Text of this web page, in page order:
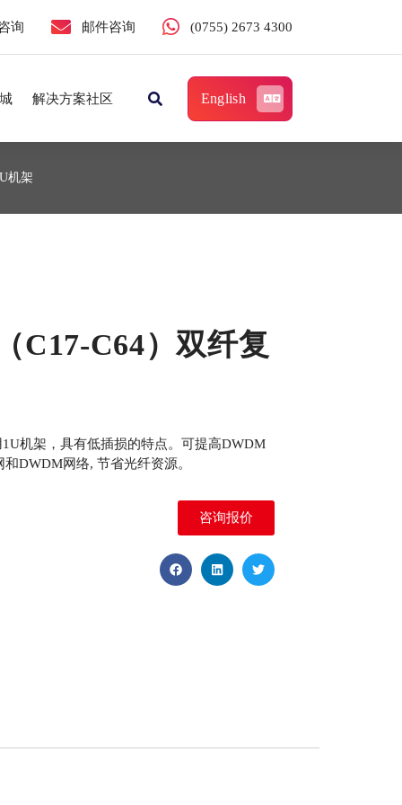
询 邮件咨询 (0755) 2673 4300
解决方案社区 English
机架
C17-C64）双纤复
机架，具有低插损的特点。可提高DWDM
DWDM网络, 节省光纤资源。
咨询报价